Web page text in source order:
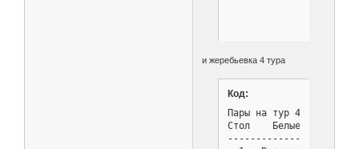
и жеребьевка 4 тура
Код:
Пары на тур 4 - Турнир
Стол    Белые